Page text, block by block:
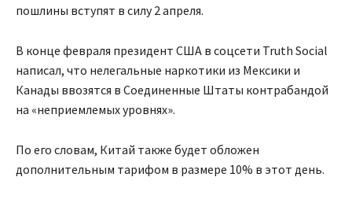
пошлины вступят в силу 2 апреля.
В конце февраля президент США в соцсети Truth Social
написал, что нелегальные наркотики из Мексики и
Канады ввозятся в Соединенные Штаты контрабандой
на «неприемлемых уровнях».
По его словам, Китай также будет обложен
дополнительным тарифом в размере 10% в этот день.